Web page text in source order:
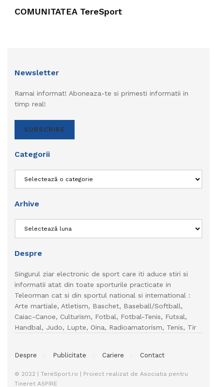
COMUNITATEA TereSport
Newsletter
Ramai informat! Aboneaza-te si primesti informatii in
timp real!
SUBSCRIBE
Categorii
Arhive
Despre
Singurul ziar electronic de sport care iti aduce stiri si
informatii atat din toate sporturile practicate in
Teleorman cat si din sportul national si international :
Arte martiale, Atletism, Baschet, Baseball/Softball,
Caiac-Canoe, Culturism, Fotbal, Fotbal-Tenis, Futsal,
Handbal, Judo, Lupte, Oina, Radioamatorism, Tenis, Tir
Despre Publicitate Cariere Contact
© 2022 | TereSport.ro | Proiect realizat de Asociatia pentru
Tineret ASPIRE